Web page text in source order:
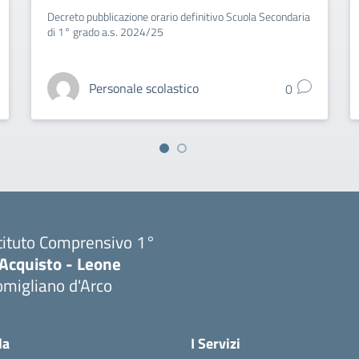
Decreto pubblicazione orario definitivo Scuola Secondaria
di 1° grado a.s. 2024/25
Personale scolastico 0
Comprensivo 1°
- Leone
d'Arco
I Servizi